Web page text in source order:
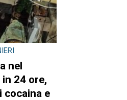
nel
24 ore,
cocaina e